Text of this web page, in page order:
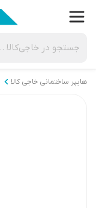
هایپر ساختمانی خاجی‌ کالا